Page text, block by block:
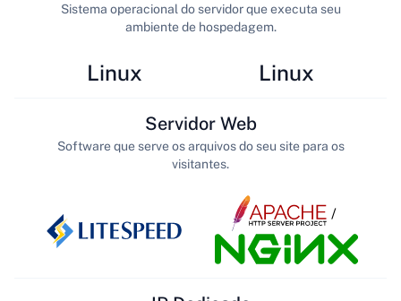
Linux
Sistema operacional do servidor que executa seu
ambiente de hospedagem.
Linux
Servidor Web
Software que serve os arquivos do seu site para os
visitantes.
/